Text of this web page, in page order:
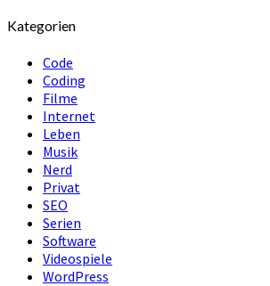
Kategorien
Code
Coding
Filme
Internet
Leben
Musik
Nerd
Privat
SEO
Serien
Software
Videospiele
WordPress